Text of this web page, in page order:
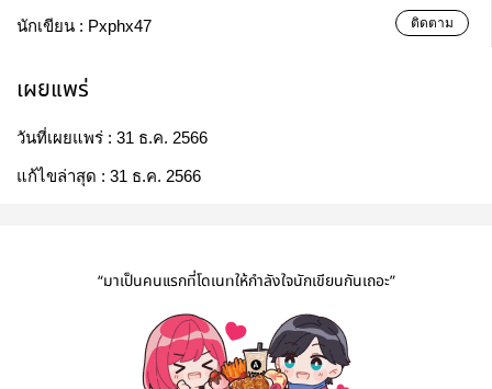
นักเขียน : Pxphx47 ติดตาม
เผยแพร่
วันที่เผยแพร่ : 31 ธ.ค. 2566
แก้ไขล่าสุด : 31 ธ.ค. 2566
“มาเป็นคนแรกที่โดเนทให้กำลังใจนักเขียนกันเถอะ”